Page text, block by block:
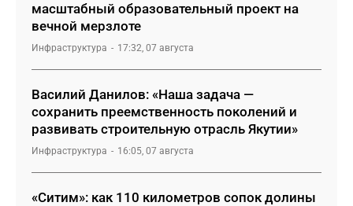
масштабный образовательный проект на
вечной мерзлоте
Инфраструктура 17:32, 07 августа
Василий Данилов: «Наша задача —
сохранить преемственность поколений и
развивать строительную отрасль Якутии»
Инфраструктура 16:05, 07 августа
«Ситим»: как 110 километров сопок долины